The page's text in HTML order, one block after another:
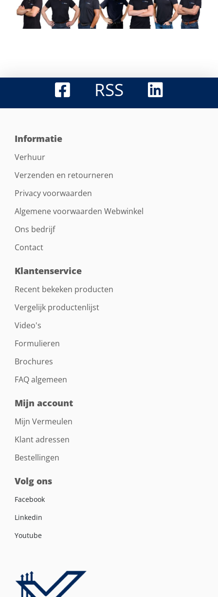
RSS
Informatie
Verhuur
Verzenden en retourneren
Privacy voorwaarden
Algemene voorwaarden Webwinkel
Ons bedrijf
Contact
Klantenservice
Recent bekeken producten
Vergelijk productenlijst
Video's
Formulieren
Brochures
FAQ algemeen
Mijn account
Mijn Vermeulen
Klant adressen
Bestellingen
Volg ons
Facebook
Linkedin
Youtube